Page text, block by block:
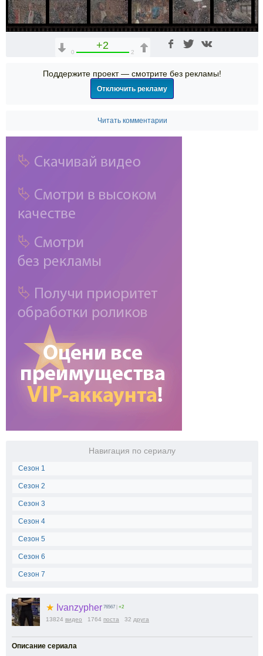
+2
0 2
Поддержите проект — смотрите без рекламы!
Отключить рекламу
Читать комментарии
Навигация по сериалу
Сезон 1
Сезон 2
Сезон 3
Сезон 4
Сезон 5
Сезон 6
Сезон 7
★ Ivanzypher 76567 | +2
13824 видео 1764 поста 32 друга
Описание сериала